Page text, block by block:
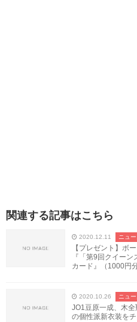
関連する記事はこちら
2020.12.11 ニュー
【プレゼント】ボ
『「第9回クイー
カード』（1000円
2020.10.26 ニュー
JO1豆原一成、木
の個性派新衣装を